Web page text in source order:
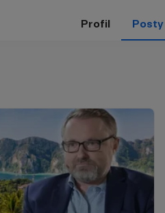
Profil Posty